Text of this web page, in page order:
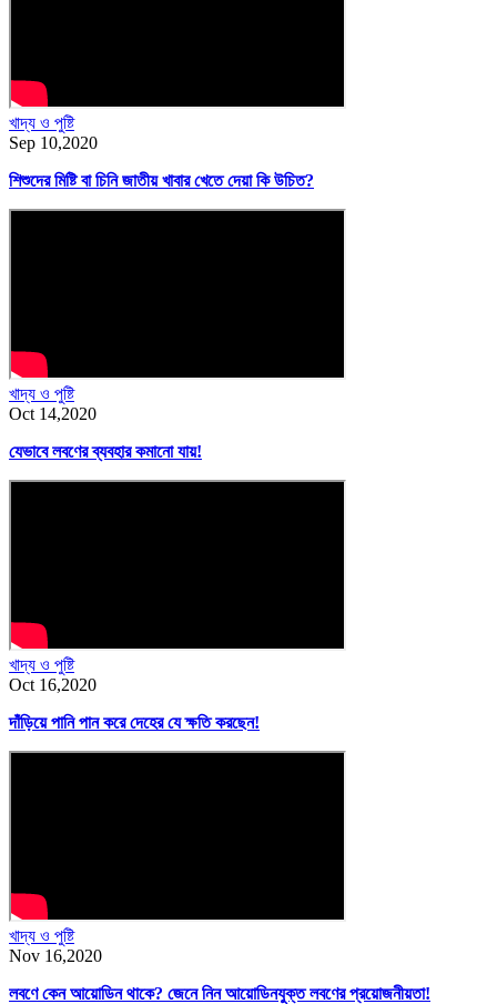
খাদ্য ও পুষ্টি
Sep 10,2020
শিশুদের মিষ্টি বা চিনি জাতীয় খাবার খেতে দেয়া কি উচিত?
খাদ্য ও পুষ্টি
Oct 14,2020
যেভাবে লবণের ব্যবহার কমানো যায়!
খাদ্য ও পুষ্টি
Oct 16,2020
দাঁড়িয়ে পানি পান করে দেহের যে ক্ষতি করছেন!
খাদ্য ও পুষ্টি
Nov 16,2020
লবণে কেন আয়োডিন থাকে? জেনে নিন আয়োডিনযুক্ত লবণের প্রয়োজনীয়তা!